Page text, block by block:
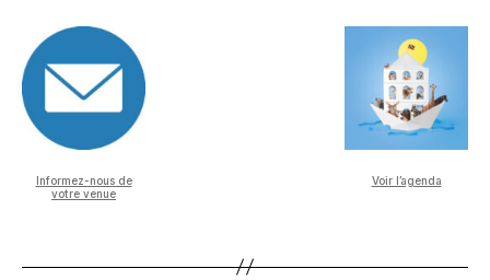
Informez-nous de
votre venue
Voir l’agenda